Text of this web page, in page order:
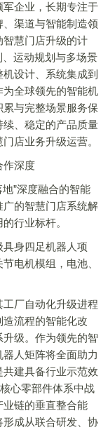
企业，长期专注于
渠道与智能制造领
慧门店升级的计
运动规划与多场景
设计、系统集成到
全球领先的智能机
与完整场景服务保
、稳定的产品质量
店业务升级运营。
深度
”深度融合的智能
的智慧门店系统解
行业标杆。
身四足机器人项
电机模组，电池、
厂自动化升级进程
流程的智能化改
级。作为领先的智
人矩阵将全面助力
建具备行业示范效
心零部件体系中战
链的垂直整合能
成从联合研发、协